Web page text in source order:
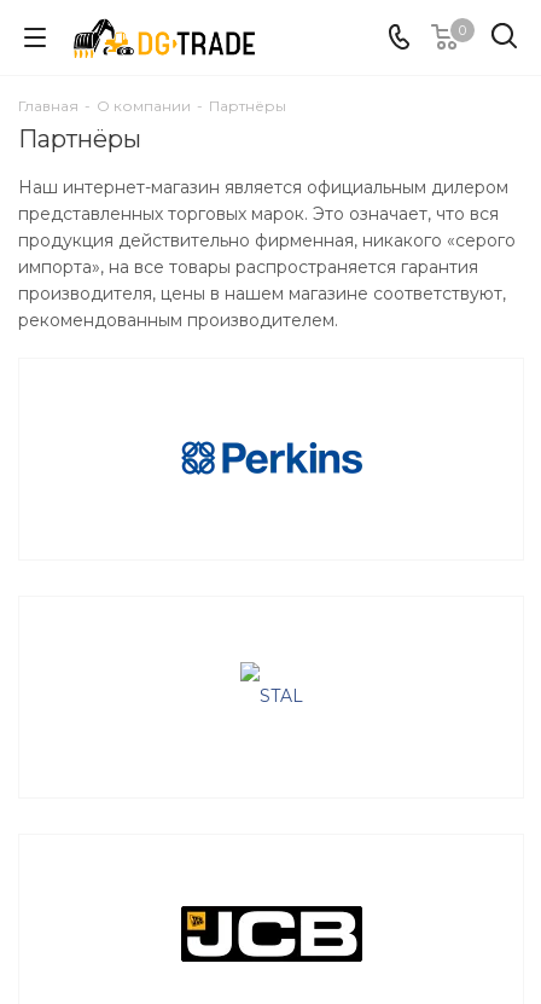
0
Главная - О компании - Партнёры
Партнёры
Наш интернет-магазин является официальным дилером
представленных торговых марок. Это означает, что вся
продукция действительно фирменная, никакого «серого
импорта», на все товары распространяется гарантия
производителя, цены в нашем магазине соответствуют,
рекомендованным производителем.